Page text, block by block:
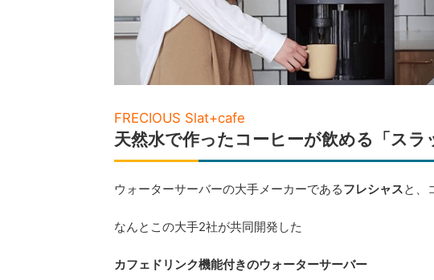
FRECIOUS Slat+cafe
天然水で作ったコーヒーが飲める「ス
ウォーターサーバーの大手メーカーであるフレシャスと、
なんとこの大手2社が共同開発した
カフェドリンク機能付きのウォーターサーバー